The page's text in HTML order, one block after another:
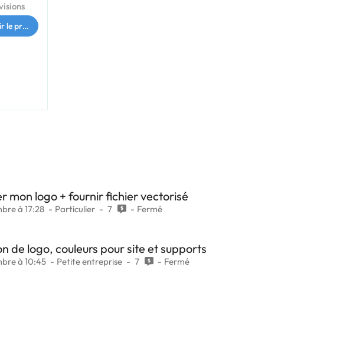
le profil
mon logo + fournir fichier vectorisé
à 17:28 Particulier 7 Fermé
de logo, couleurs pour site et supports
à 10:45 Petite entreprise 7 Fermé